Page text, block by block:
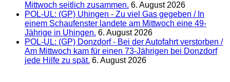
Mittwoch seitlich zusammen. 6. August 2026
POL-UL: (GP) Uhingen - Zu viel Gas gegeben / In
einem Schaufenster landete am Mittwoch eine 49-
Jährige in Uhingen. 6. August 2026
POL-UL: (GP) Donzdorf - Bei der Autofahrt verstorben /
Am Mittwoch kam für einen 73-Jährigen bei Donzdorf
jede Hilfe zu spät. 6. August 2026